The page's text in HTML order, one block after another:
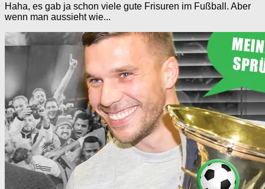
Haha, es gab ja schon viele gute Frisuren im Fußball. Aber
wenn man aussieht wie...